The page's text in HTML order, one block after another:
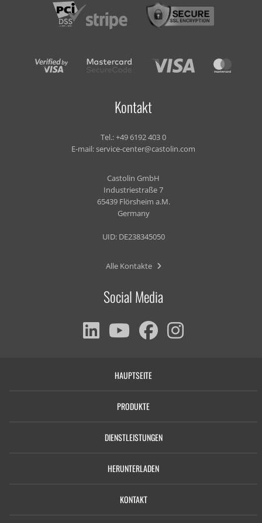
Kontakt
Tel.:+49 6192 403 0
E-mail:service-center@castolin.com
Castolin GmbH
Industriestraße 7
65439 Flörsheim a.M.
Germany
UID: DE238345050
Alle Kontakte
Social Media
HAUPTSEITE
PRODUKTE
DIENSTLEISTUNGEN
HERUNTERLADEN
KONTAKT